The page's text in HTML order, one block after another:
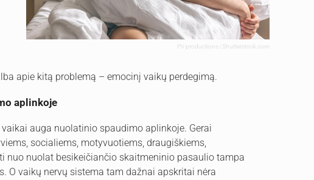
PV productions | Shutterstock.com
apie kitą problemą – emocinį vaikų perdegimą.
aplinkoje
auga nuolatinio spaudimo aplinkoje. Gerai
socialiems, motyvuotiems, draugiškiems,
nuo nuolat besikeičiančio skaitmeninio pasaulio tampa
O vaikų nervų sistema tam dažnai apskritai nėra